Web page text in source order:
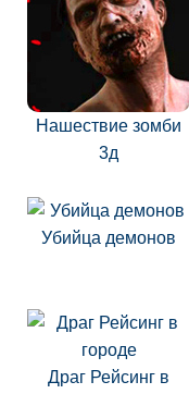
Нашествие зомби
3д
Убийца демонов
Драг Рейсинг в